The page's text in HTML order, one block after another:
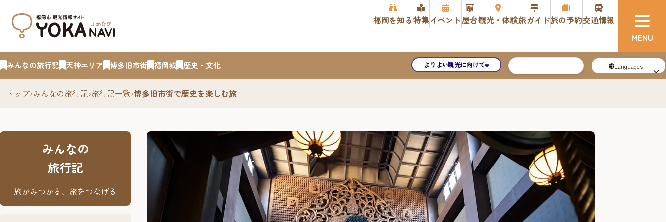
福岡を知る特集イベント屋台観光・体験旅ガイド旅の予約交通情報
みんなの旅行記 天神エリア 博多旧市街 福岡城 歴史・文化 よりよい観光に向けて Languages
トップ›みんなの旅行記›旅行記一覧›博多旧市街で歴史を楽しむ旅
みんなの
旅行記
旅がみつかる、旅をつなげる